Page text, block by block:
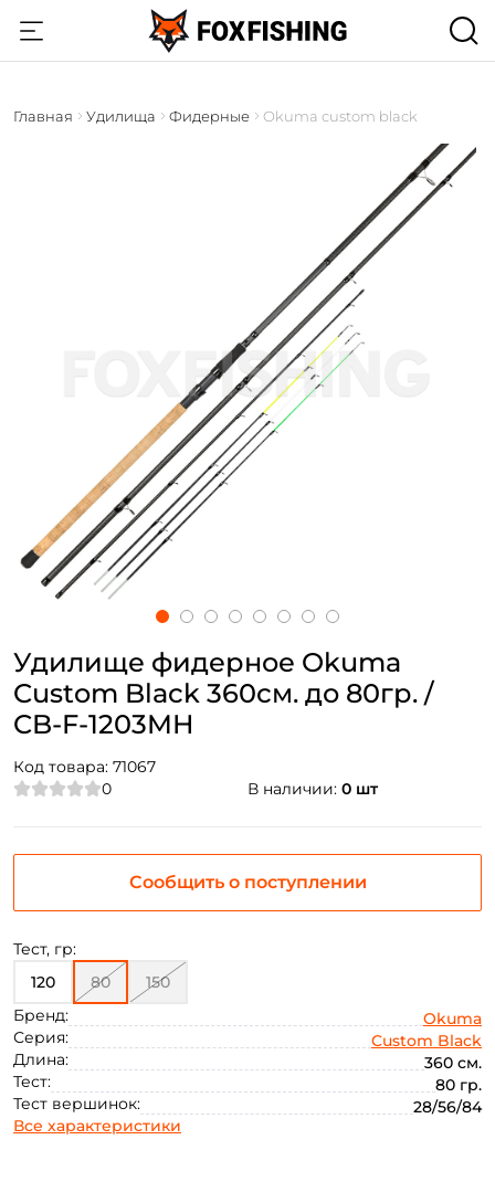
Главная Удилища Фидерные Okuma custom black
Удилище фидерное Okuma
Custom Black 360см. до 80гр. /
CB-F-1203MH
Код товара: 71067
0
В наличии: 0 шт
Тест, гр:
120
80
150
Бренд:
Okuma
Серия:
Custom Black
Длина:
360 см.
Тест:
80 гр.
Тест вершинок:
28/56/84
Все характеристики
Сообщить о поступлении